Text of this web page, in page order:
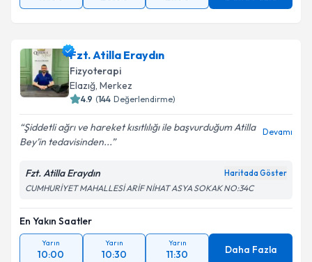
Fzt. Atilla Eraydın
Fizyoterapi
Elazığ, Merkez
4.9 (144 Değerlendirme)
Şiddetli ağrı ve hareket kısıtlılığı ile başvurduğum Atilla
Bey’in tedavisinden...
Devamı
Fzt. Atilla Eraydın Haritada Göster
CUMHURİYET MAHALLESİ ARİF NİHAT ASYA SOKAK NO:34C
En Yakın Saatler
Yarın
10:00
Yarın
10:30
Yarın
11:30 Daha Fazla